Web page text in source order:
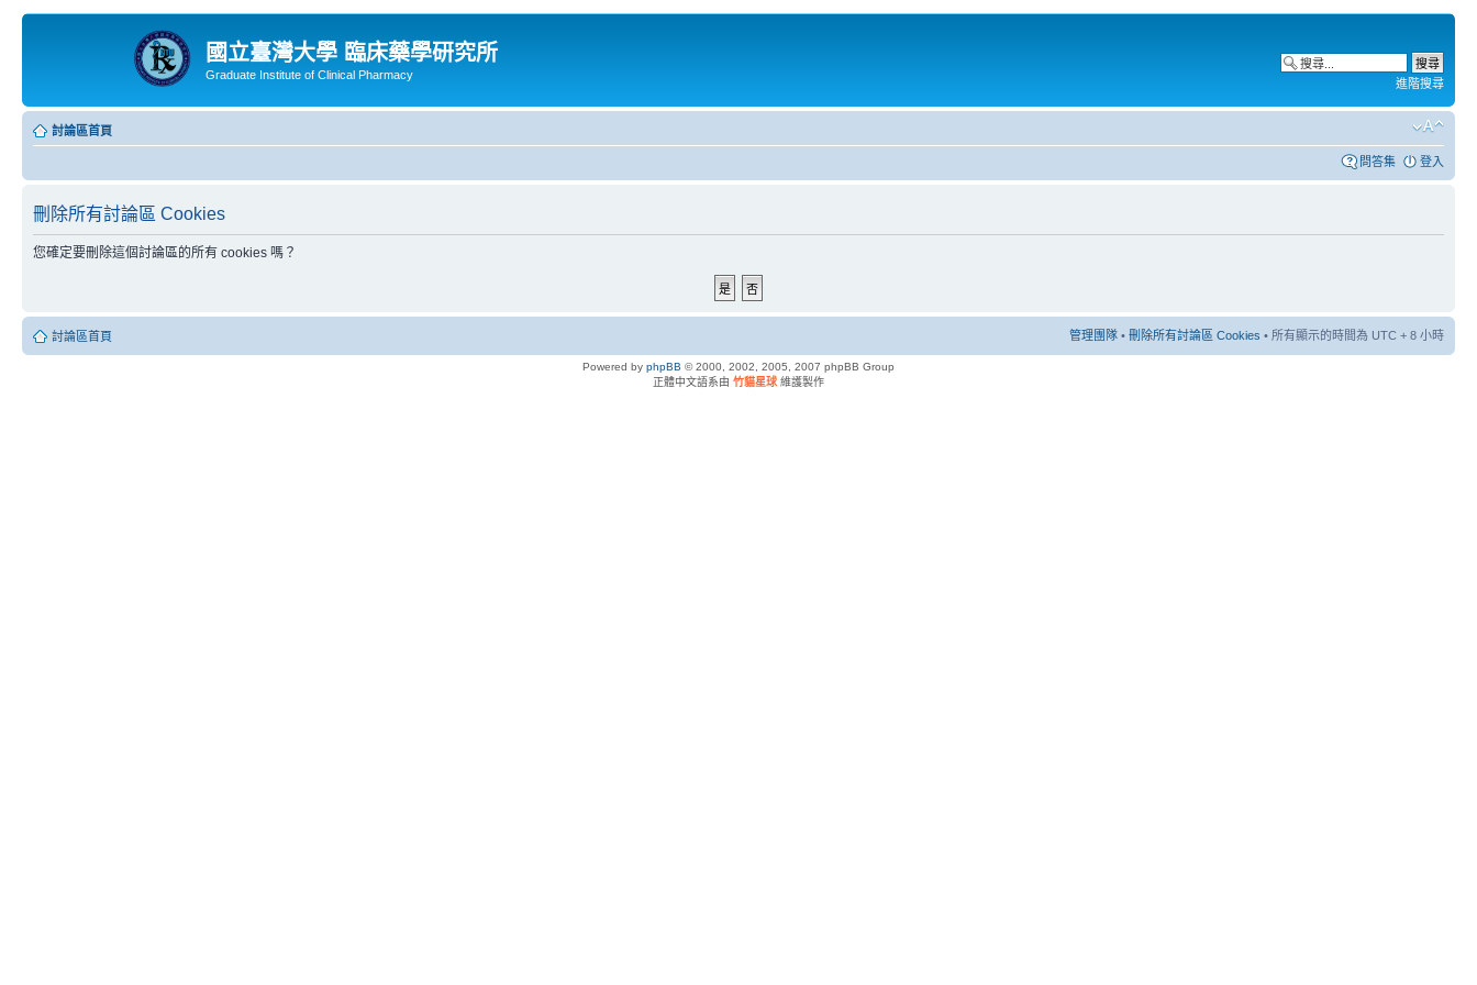
國立臺灣大學 臨床藥學研究所
Graduate Institute of Clinical Pharmacy
進階搜尋
討論區首頁
問答集 登入
刪除所有討論區 Cookies
您確定要刪除這個討論區的所有 cookies 嗎？
討論區首頁 管理團隊 • 刪除所有討論區 Cookies • 所有顯示的時間為 UTC + 8 小時
Powered by phpBB © 2000, 2002, 2005, 2007 phpBB Group
正體中文語系由 竹貓星球 維護製作